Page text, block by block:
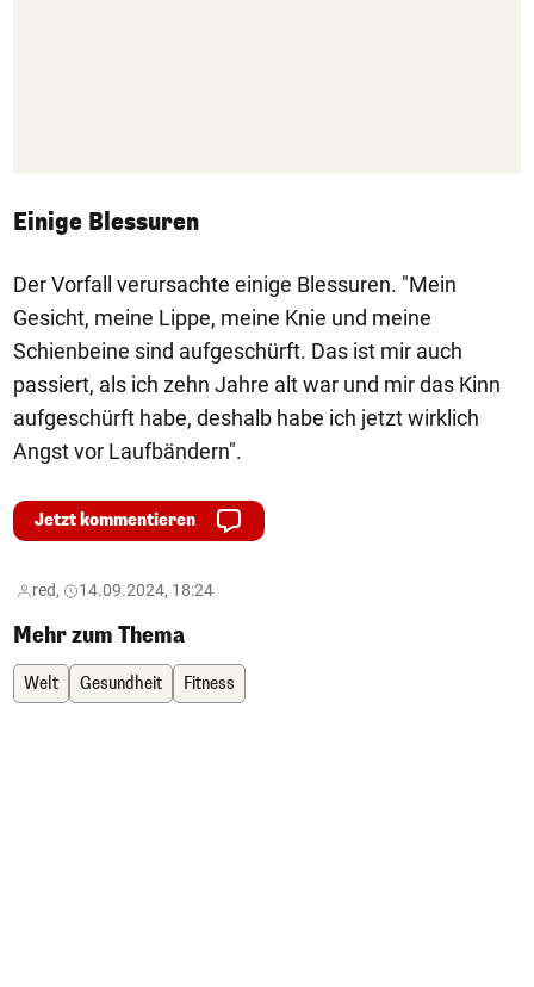
Einige Blessuren
Der Vorfall verursachte einige Blessuren. "Mein
Gesicht, meine Lippe, meine Knie und meine
Schienbeine sind aufgeschürft. Das ist mir auch
passiert, als ich zehn Jahre alt war und mir das Kinn
aufgeschürft habe, deshalb habe ich jetzt wirklich
Angst vor Laufbändern".
Jetzt kommentieren
red, 14.09.2024, 18:24
Mehr zum Thema
Welt Gesundheit Fitness